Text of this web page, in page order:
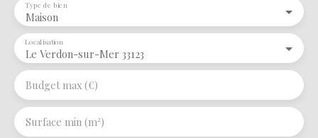
Maison
Type de bien
Le Verdon-sur-Mer 33123
Localisation
Budget max (€)
Surface min (m²)